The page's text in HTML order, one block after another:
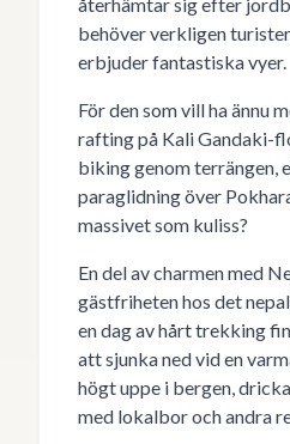
behöver verkligen
erbjuder fantastiska vyer.
För den som vill ha ännu
rafting på Kali Gandaki-
biking genom terrängen,
paraglidning över
massivet som kuliss?
En del av charmen med
gästfriheten hos det
en dag av hårt trekking
att sjunka ned vid en
högt uppe i bergen,
med lokalbor och andra